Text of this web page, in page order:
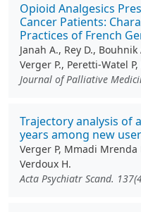
Opioid Analgesics
Cancer Patients:
Practices of French
Janah A., Rey D.,
Verger P., Peretti-Watel
Journal of Palliative
Trajectory analysis of
years among new
Verger P, Mmadi
Verdoux H.
Acta Psychiatr Scand.